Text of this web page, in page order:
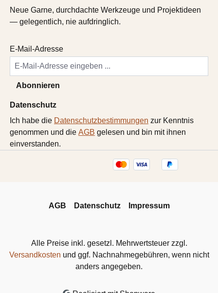
Neue Garne, durchdachte Werkzeuge und Projektideen
— gelegentlich, nie aufdringlich.
E-Mail-Adresse
Abonnieren
Datenschutz
Ich habe die Datenschutzbestimmungen zur Kenntnis
genommen und die AGB gelesen und bin mit ihnen
einverstanden.
AGB Datenschutz Impressum
Alle Preise inkl. gesetzl. Mehrwertsteuer zzgl.
Versandkosten und ggf. Nachnahmegebühren, wenn nicht
anders angegeben.